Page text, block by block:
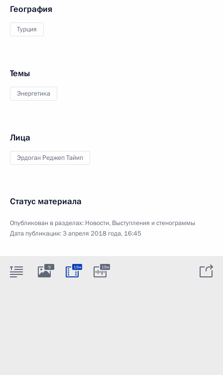
География
Турция
Темы
Энергетика
Лица
Эрдоган Реджеп Тайип
Статус материала
Опубликован в разделах: Новости, Выступления и стенограммы
Дата публикации:3 апреля 2018 года, 16:45
9 19м 19м